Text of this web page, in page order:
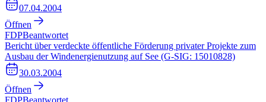
07.04.2004
Öffnen
FDPBeantwortet
Bericht über verdeckte öffentliche Förderung privater Projekte zum
Ausbau der Windenergienutzung auf See (G-SIG: 15010828)
30.03.2004
Öffnen
FDPBeantwortet